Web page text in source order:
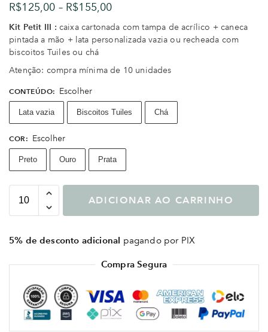
R$125,00 – R$155,00
Kit Petit III : caixa cartonada com tampa de acrílico + caneca
pintada a mão + lata personalizada vazia ou recheada com
biscoitos Tuiles ou chá
Atenção: compra mínima de 10 unidades
CONTEÚDO: Escolher
Lata vazia Biscoitos Tuiles Chá
COR : Escolher
Preto Ouro Prata
ADICIONAR AO CARRINHO
5% de desconto adicional pagando por PIX
Compra Segura